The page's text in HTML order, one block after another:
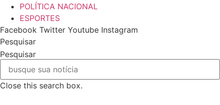
POLÍTICA NACIONAL
ESPORTES
Facebook Twitter Youtube Instagram
Pesquisar
Pesquisar
Close this search box.